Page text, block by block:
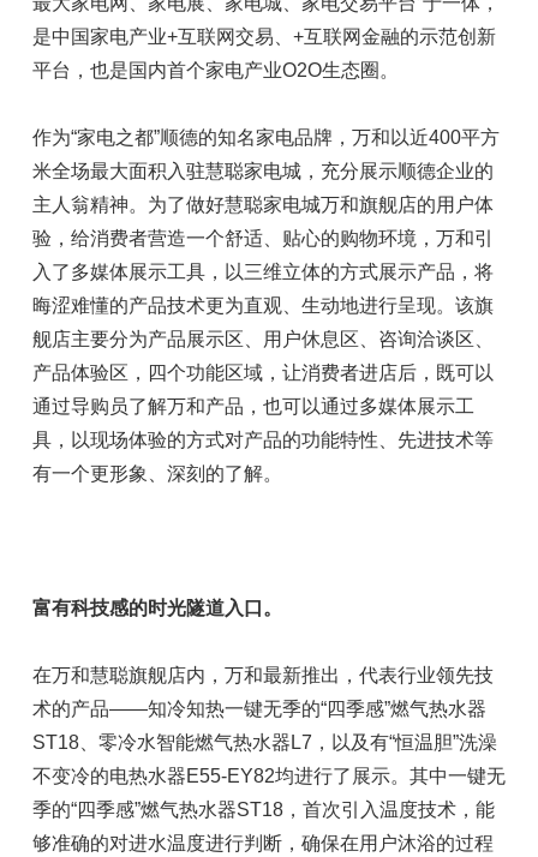
是中国家电产业+互联网交易、+互联网金融的示范创新
平台，也是国内首个家电产业O2O生态圈。
作为“家电之都”顺德的知名家电品牌，万和以近400平方
米全场最大面积入驻慧聪家电城，充分展示顺德企业的
主人翁精神。为了做好慧聪家电城万和旗舰店的用户体
验，给消费者营造一个舒适、贴心的购物环境，万和引
入了多媒体展示工具，以三维立体的方式展示产品，将
晦涩难懂的产品技术更为直观、生动地进行呈现。该旗
舰店主要分为产品展示区、用户休息区、咨询洽谈区、
产品体验区，四个功能区域，让消费者进店后，既可以
通过导购员了解万和产品，也可以通过多媒体展示工
具，以现场体验的方式对产品的功能特性、先进技术等
有一个更形象、深刻的了解。
富有科技感的时光隧道入口。
在万和慧聪旗舰店内，万和最新推出，代表行业领先技
术的产品——知冷知热一键无季的“四季感”燃气热水器
ST18、零冷水智能燃气热水器L7，以及有“恒温胆”洗澡
不变冷的电热水器E55-EY82均进行了展示。其中一键无
季的“四季感”燃气热水器ST18，首次引入温度技术，能
够准确的对进水温度进行判断，确保在用户沐浴的过程